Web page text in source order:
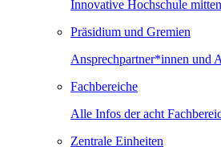
Innovative Hochschule
Präsidium und Gremien
Ansprechpartner*innen und
Fachbereiche
Alle Infos der acht
Zentrale Einheiten